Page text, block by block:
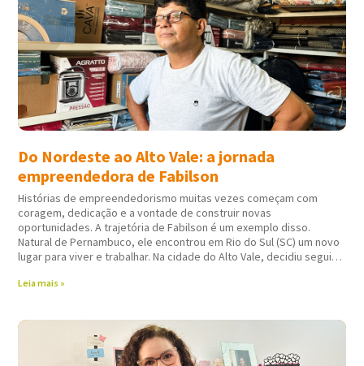
Do Nordeste ao Alto Vale: a jornada
empreendedora de Fabilson
Histórias de empreendedorismo muitas vezes começam com
coragem, dedicação e a vontade de construir novas
oportunidades. A trajetória de Fabilson é um exemplo disso.
Natural de Pernambuco, ele encontrou em Rio do Sul (SC) um novo
lugar para viver e trabalhar. Na cidade do Alto Vale, decidiu seguir
Leia mais »